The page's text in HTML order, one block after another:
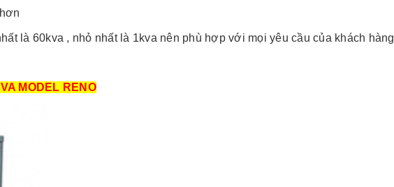
là 60kva , nhỏ nhất là 1kva nên phù hợp với mọi yêu cầu của khách hàng
MODEL RENO